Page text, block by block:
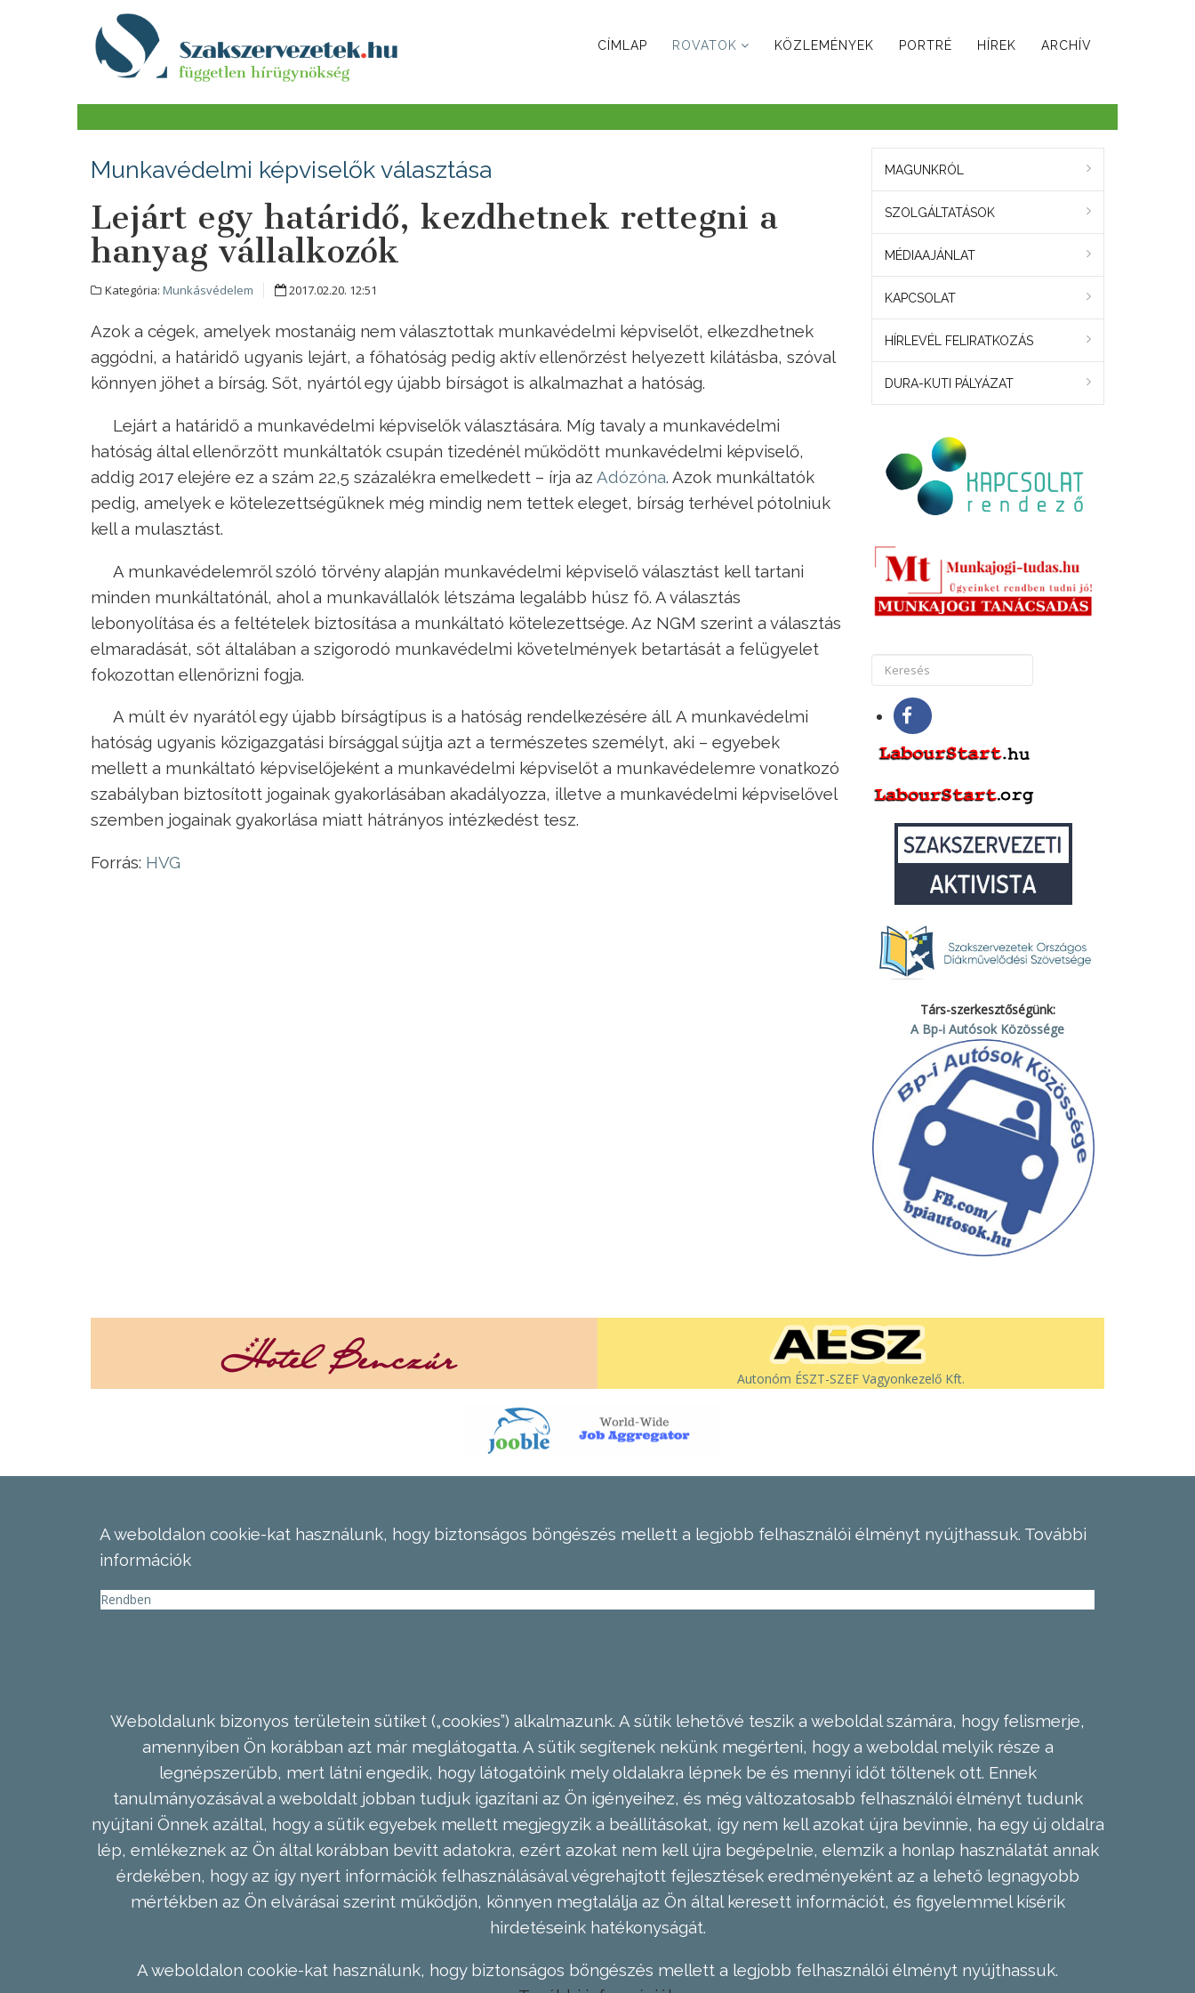
CÍMLAP ROVATOK KÖZLEMÉNYEK PORTRÉ HÍREK ARCHÍV
Munkavédelmi képviselők választása
Lejárt egy határidő, kezdhetnek rettegni a
hanyag vállalkozók
Kategória: Munkásvédelem 2017.02.20. 12:51
Azok a cégek, amelyek mostanáig nem választottak munkavédelmi képviselőt, elkezdhetnek
aggódni, a határidő ugyanis lejárt, a főhatóság pedig aktív ellenőrzést helyezett kilátásba, szóval
könnyen jöhet a bírság. Sőt, nyártól egy újabb bírságot is alkalmazhat a hatóság.
Lejárt a határidő a munkavédelmi képviselők választására. Míg tavaly a munkavédelmi
hatóság által ellenőrzött munkáltatók csupán tizedénél működött munkavédelmi képviselő,
addig 2017 elejére ez a szám 22,5 százalékra emelkedett – írja az Adózóna. Azok munkáltatók
pedig, amelyek e kötelezettségüknek még mindig nem tettek eleget, bírság terhével pótolniuk
kell a mulasztást.
A munkavédelemről szóló törvény alapján munkavédelmi képviselő választást kell tartani
minden munkáltatónál, ahol a munkavállalók létszáma legalább húsz fő. A választás
lebonyolítása és a feltételek biztosítása a munkáltató kötelezettsége. Az NGM szerint a választás
elmaradását, sőt általában a szigorodó munkavédelmi követelmények betartását a felügyelet
fokozottan ellenőrizni fogja.
A múlt év nyarától egy újabb bírságtípus is a hatóság rendelkezésére áll. A munkavédelmi
hatóság ugyanis közigazgatási bírsággal sújtja azt a természetes személyt, aki – egyebek
mellett a munkáltató képviselőjeként a munkavédelmi képviselőt a munkavédelemre vonatkozó
szabályban biztosított jogainak gyakorlásában akadályozza, illetve a munkavédelmi képviselővel
szemben jogainak gyakorlása miatt hátrányos intézkedést tesz.
Forrás: HVG
MAGUNKRÓL
SZOLGÁLTATÁSOK
MÉDIAAJÁNLAT
KAPCSOLAT
HÍRLEVÉL FELIRATKOZÁS
DURA-KUTI PÁLYÁZAT
Társ-szerkesztőségünk:
A Bp-i Autósok Közössége
Autonóm ÉSZT-SZEF Vagyonkezelő Kft.
A weboldalon cookie-kat használunk, hogy biztonságos böngészés mellett a legjobb felhasználói élményt nyújthassuk. További
információk
Rendben
Weboldalunk bizonyos területein sütiket („cookies”) alkalmazunk. A sütik lehetővé teszik a weboldal számára, hogy felismerje,
amennyiben Ön korábban azt már meglátogatta. A sütik segítenek nekünk megérteni, hogy a weboldal melyik része a
legnépszerűbb, mert látni engedik, hogy látogatóink mely oldalakra lépnek be és mennyi időt töltenek ott. Ennek
tanulmányozásával a weboldalt jobban tudjuk igazítani az Ön igényeihez, és még változatosabb felhasználói élményt tudunk
nyújtani Önnek azáltal, hogy a sütik egyebek mellett megjegyzik a beállításokat, így nem kell azokat újra bevinnie, ha egy új oldalra
lép, emlékeznek az Ön által korábban bevitt adatokra, ezért azokat nem kell újra begépelnie, elemzik a honlap használatát annak
érdekében, hogy az így nyert információk felhasználásával végrehajtott fejlesztések eredményeként az a lehető legnagyobb
mértékben az Ön elvárásai szerint működjön, könnyen megtalálja az Ön által keresett információt, és figyelemmel kísérik
hirdetéseink hatékonyságát.
A weboldalon cookie-kat használunk, hogy biztonságos böngészés mellett a legjobb felhasználói élményt nyújthassuk.